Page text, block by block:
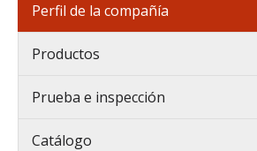
Perfil de la compañía
Productos
Prueba e inspección
Catálogo